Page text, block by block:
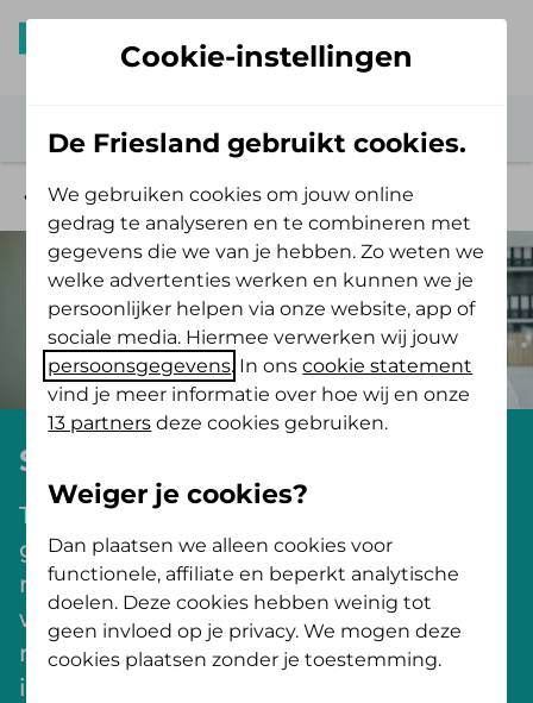
Werkgeversdiensten
Sterk te Werk in de praktijk
Tijdens dit webinar op 29 september
gaan we praktisch aan de slag te gaan
met duurzame inzetbaarheid. Dit doen
we door bedrijven aan tafel uit te
nodigen om hun ervaringen en
inzichten te delen. Meer info over dit
Cookie-instellingen
De Friesland gebruikt cookies.
We gebruiken cookies om jouw online
gedrag te analyseren en te combineren met
gegevens die we van je hebben. Zo weten we
welke advertenties werken en kunnen we je
persoonlijker helpen via onze website, app of
sociale media. Hiermee verwerken wij jouw
persoonsgegevens. In onscookie statement
vind je meer informatie over hoe wij en onze
13 partners deze cookies gebruiken.
Weiger je cookies?
Dan plaatsen we alleen cookies voor
functionele, affiliate en beperkt analytische
doelen. Deze cookies hebben weinig tot
geen invloed op je privacy. We mogen deze
cookies plaatsen zonder je toestemming.